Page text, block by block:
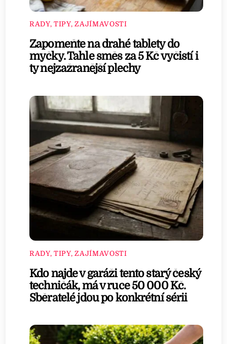
RADY, TIPY, ZAJÍMAVOSTI
Zapomeňte na drahé tablety do
myčky. Tahle směs za 5 Kč vyčistí i
ty nejzažranější plechy
RADY, TIPY, ZAJÍMAVOSTI
Kdo najde v garáži tento starý český
techničák, má v ruce 50 000 Kč.
Sběratelé jdou po konkrétní sérii